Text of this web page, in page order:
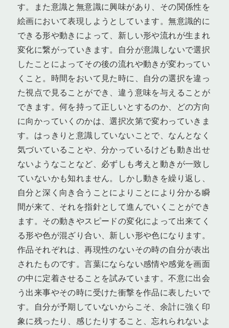
す。また意識と無意識に興味があり、その関係性を
絵画において表現しようとしています。無意識的に
できる形や動きによって、新しい形や流れが生まれ
変化に繋がっていきます。自分が意識しないで選択
したことによってその後の流れや動きが変わってい
くこと。時間をおいて見た時に、自分の選択を違っ
た視点で見ることができ、違う意味を与えることが
できます。何を持って正しいとするのか、どの方向
に向かっていくのかは、選択次第で変わっていきま
す。はっきりと意識していないことで、なんとなく
気づいていることや、分かっているけども動き出せ
ないようなことなど、必ずしも考えと動きが一致し
ていないかも知れません。しかし動きを繰り返し、
自分と深く向き合うことによりことにより分かる瞬
間が来て、それを指針として進んでいくことができ
ます。その動きやスピードの変化によって出来てく
る形や色が混ざり合い、新しい形や色になります。
作品それぞれは、再現性のないその時の自分が表出
されたものです。言葉にならない感情や感覚を画面
の中に定着させることを試みています。不意に出会
う出来事やその時に受けた衝撃を作品に表したいで
す。自分が予期していないからこそ、余計に強く印
象に残ったり、感じたりすること、忘れられないよ